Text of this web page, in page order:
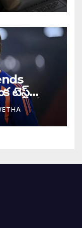
టెస్ట్
గంభీర్